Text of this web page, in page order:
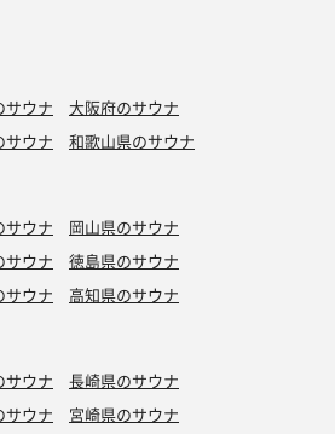
サウナ
大阪府のサウナ
サウナ 和歌山県のサウナ
サウナ
岡山県のサウナ
サウナ
徳島県のサウナ
サウナ 高知県のサウナ
サウナ
長崎県のサウナ
サウナ
宮崎県のサウナ